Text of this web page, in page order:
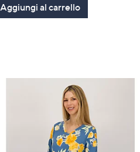
5
Stars
Aggiungi al carrello